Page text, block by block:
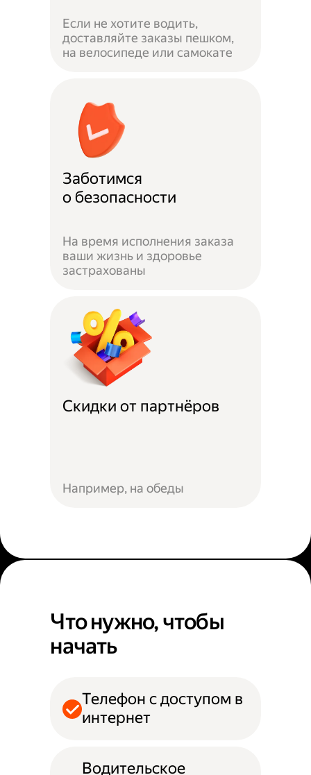
Если не хотите водить,
доставляйте заказы пешком,
на велосипеде или самокате
Заботимся
о безопасности
На время исполнения заказа
ваши жизнь и здоровье
застрахованы
Скидки от партнёров
Например, на обеды
Что нужно, чтобы
начать
Телефон с доступом в
интернет
Водительское